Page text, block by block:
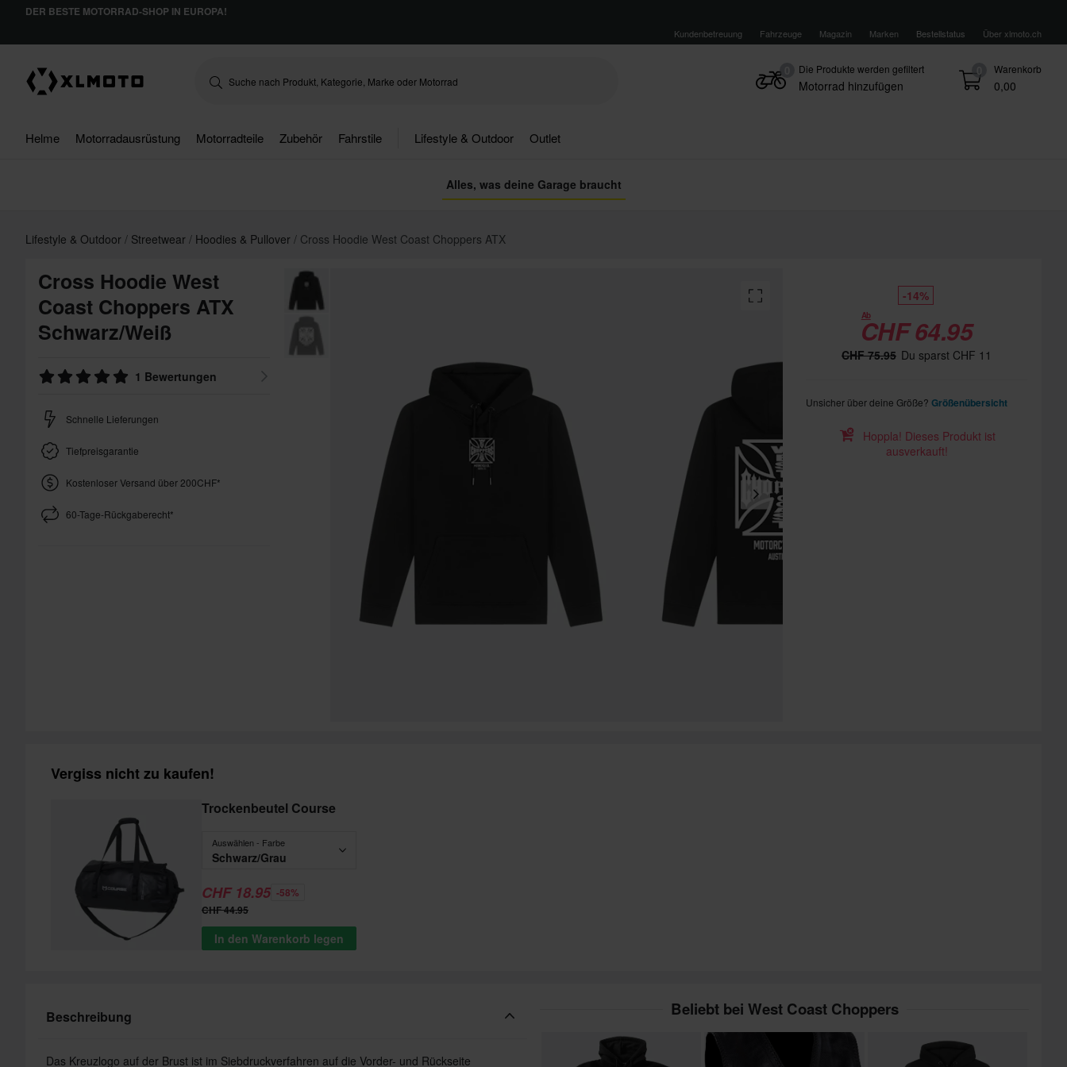
DER BESTE MOTORRAD-SHOP IN EUROPA!
Kundenbetreuung Fahrzeuge Magazin Marken Bestellstatus Über xlmoto.ch
0 Warenkorb
0,00
Die Produkte werden gefiltert
Motorrad hinzufügen
Helme Motorradausrüstung Motorradteile Zubehör Fahrstile Lifestyle & Outdoor Outlet
Alles, was deine Garage braucht
Lifestyle & Outdoor Streetwear Hoodies & Pullover Cross Hoodie West Coast Choppers ATX
Cross Hoodie West
Coast Choppers ATX
Schwarz/Weiß
1 Bewertungen
Schnelle Lieferungen
Tiefpreisgarantie
Kostenloser Versand über 200CHF*
60-Tage-Rückgaberecht*
-14%
Ab
CHF 64.95
CHF 75.95 Du sparst CHF 11
Unsicher über deine Größe? Größenübersicht
Hoppla! Dieses Produkt ist
ausverkauft!
Vergiss nicht zu kaufen!
Trockenbeutel Course
Auswählen - Farbe
Schwarz/Grau
CHF 18.95 -58%
CHF 44.95
In den Warenkorb legen
Beschreibung
Das Kreuzlogo auf der Brust ist im Siebdruckverfahren auf die Vorder- und Rückseite
Beliebt bei West Coast Choppers